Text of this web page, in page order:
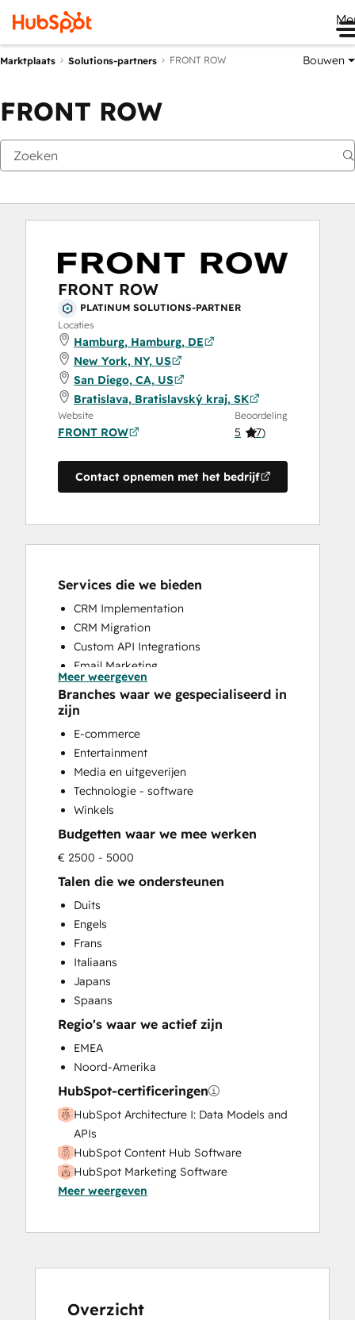
Marktplaats Solutions-partners FRONT ROW Bouwen
FRONT ROW
FRONT ROW
PLATINUM SOLUTIONS-PARTNER
Locaties
Hamburg, Hamburg, DE
New York, NY, US
San Diego, CA, US
Bratislava, Bratislavský kraj, SK
Website
FRONT ROW
Beoordeling
5 (7)
Contact opnemen met het bedrijf
Services die we bieden
CRM Implementation
CRM Migration
Custom API Integrations
Email Marketing
Sales and Marketing Alignment
Sales Enablement
Meer weergeven
Branches waar we gespecialiseerd in
zijn
E-commerce
Entertainment
Media en uitgeverijen
Technologie - software
Winkels
Budgetten waar we mee werken
€ 2500 - 5000
Talen die we ondersteunen
Duits
Engels
Frans
Italiaans
Japans
Spaans
Regio's waar we actief zijn
EMEA
Noord-Amerika
HubSpot-certificeringen
HubSpot Architecture I: Data Models and
APIs
HubSpot Content Hub Software
HubSpot Marketing Software
HubSpot Reporting
Certification
Inbound Marketing
Sales Enablement
Meer weergeven
Overzicht